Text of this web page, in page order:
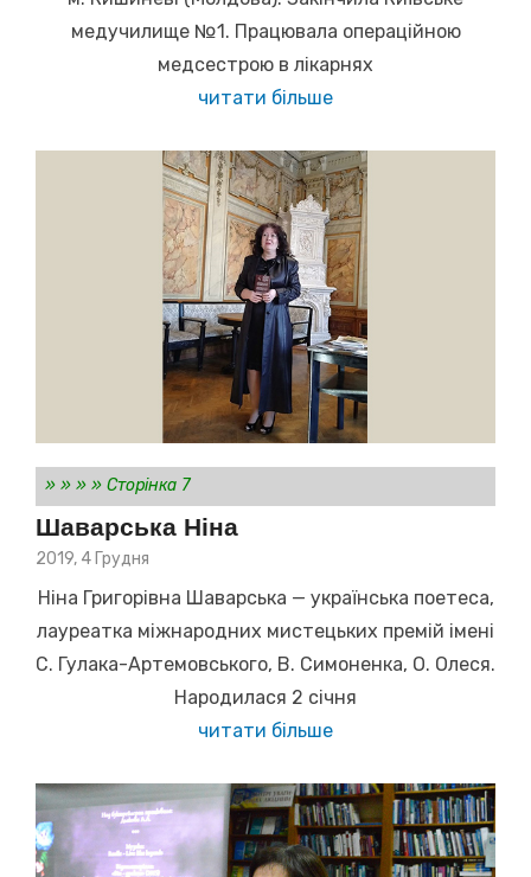
медучилище №1. Працювала операційною
медсестрою в лікарнях
читати більше
» » » » Сторінка 7
Шаварська Ніна
Posted
2019, 4 Грудня
Ніна Григорівна Шаварська — українська поетеса,
лауреатка міжнародних мистецьких премій імені
С. Гулака-Артемовського, В. Симоненка, О. Олеся.
Народилася 2 січня
читати більше